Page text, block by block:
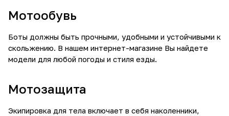
Мотообувь
Боты должны быть прочными, удобными и устойчивыми к
скольжению. В нашем интернет-магазине Вы найдете
модели для любой погоды и стиля езды.
Мотозащита
Экипировка для тела включает в себя наколенники,